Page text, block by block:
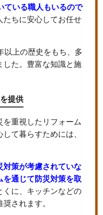
ている職人もいるので
たちに安心してお任せ
以上の歴史をもち、多
した。豊富な知識と施
提供
重視したリフォーム
て暮らすためには、
対策が考慮されていな
を通じて防災対策を取
くに、キッチンなどの
されます。